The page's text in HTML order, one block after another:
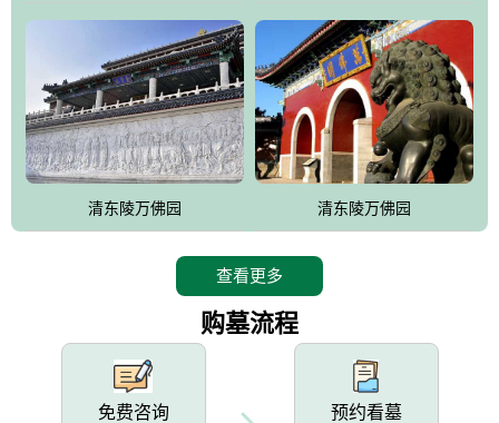
用全仿古式建筑，寻求与世界文化遗产地清东陵的和谐统一，在园
区建设中寻求陵园建设与景区建设的有机融合，充分发挥独一无二
的地形优势，打造现代艺术园林，建设旅游景观、寺庙、酒店等综
合服务设施，服务于陵园经营，使企业的多元化经营项目相互依
托、相互促进，园区绿化覆盖率达90%。
设计建造各种墓地墓位3万个；主体建筑金宝塔，墓位容量8万个，
能适应不同消费阶层的需求，为客户提供墓碑设计制作服务、特色
清东陵万佛园 清东陵万佛园
查看更多
购墓流程
免费咨询 预约看墓